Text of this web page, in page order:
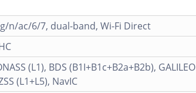
n/ac/6/7, dual-band, Wi-Fi Direct
(L1), BDS (B1I+B1c+B2a+B2b), GALILEO
(L1+L5), NavIC